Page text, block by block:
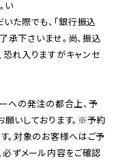
い
た際でも、「銀行振込
承下さいませ。尚、振込
れ入りますがキャンセ
への発注の都合上、予
いしております。※予約
。対象のお客様へはご予
必ずメール内容をご確認